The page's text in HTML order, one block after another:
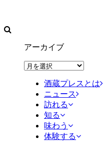
アーカイブ
ア
酒蔵プレスとは
ニュース
訪れる
知る
味わう
体験する